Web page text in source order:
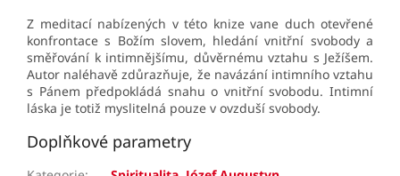
Z meditací nabízených v této knize vane duch otevřené
konfrontace s Božím slovem, hledání vnitřní svobody a
směřování k intimnějšímu, důvěrnému vztahu s Ježíšem.
Autor naléhavě zdůrazňuje, že navázání intimního vztahu
s Pánem předpokládá snahu o vnitřní svobodu. Intimní
láska je totiž myslitelná pouze v ovzduší svobody.
Doplňkové parametry